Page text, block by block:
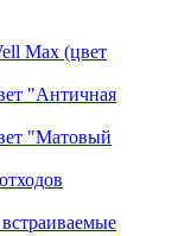
Max (цвет
"Античная
"Матовый